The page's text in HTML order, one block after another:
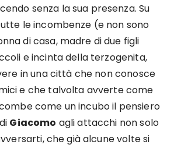
senza la sua presenza. Su
le incombenze (e non sono
di casa, madre di due figli
e incinta della terzogenita,
in una città che non conosce
e che talvolta avverte come
come un incubo il pensiero
Giacomo agli attacchi non solo
che già alcune volte si